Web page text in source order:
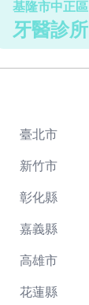
基隆市中正區
牙醫診所
臺北市
新竹市
彰化縣
嘉義縣
高雄市
花蓮縣